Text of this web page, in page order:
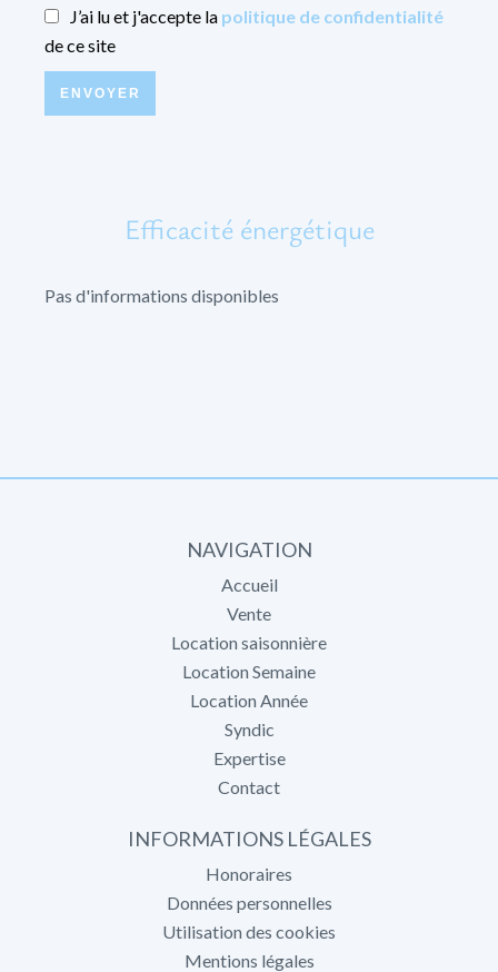
J’ai lu et j'accepte la politique de confidentialité
de ce site
ENVOYER
Efficacité énergétique
Pas d'informations disponibles
NAVIGATION
Accueil
Vente
Location saisonnière
Location Semaine
Location Année
Syndic
Expertise
Contact
INFORMATIONS LÉGALES
Honoraires
Données personnelles
Utilisation des cookies
Mentions légales